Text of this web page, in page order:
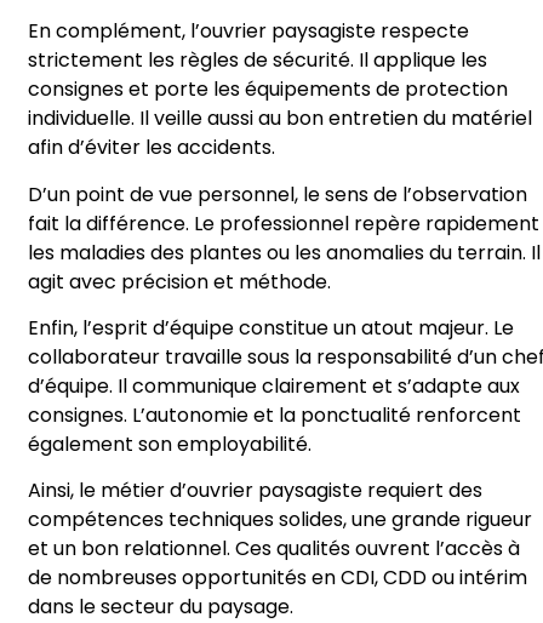
En complément, l’ouvrier paysagiste respecte
strictement les règles de sécurité. Il applique les
consignes et porte les équipements de protection
individuelle. Il veille aussi au bon entretien du matériel
afin d’éviter les accidents.
D’un point de vue personnel, le sens de l’observation
fait la différence. Le professionnel repère rapidement
les maladies des plantes ou les anomalies du terrain. Il
agit avec précision et méthode.
Enfin, l’esprit d’équipe constitue un atout majeur. Le
collaborateur travaille sous la responsabilité d’un
d’équipe. Il communique clairement et s’adapte aux
consignes. L’autonomie et la ponctualité renforcent
également son employabilité.
Ainsi, le métier d’ouvrier paysagiste requiert des
compétences techniques solides, une grande rigueur
et un bon relationnel. Ces qualités ouvrent l’accès à
de nombreuses opportunités en CDI, CDD ou intérim
dans le secteur du paysage.